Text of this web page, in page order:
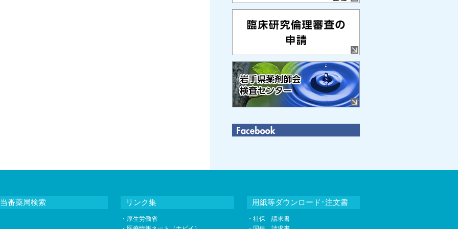
当番薬局検索 リンク集
・ 厚生労働省
用紙等ダウンロード･注文書
・社保 請求書